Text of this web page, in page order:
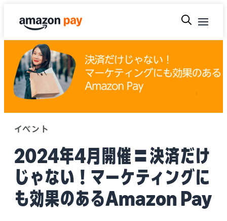
イベント
2024年4月開催｜決済だけ
じゃない！マーケティングに
も効果のあるAmazon Pay